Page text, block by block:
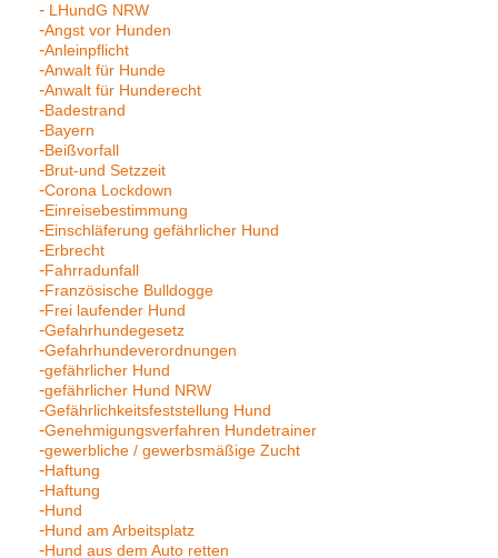
LHundG NRW
Angst vor Hunden
Anleinpflicht
Anwalt für Hunde
Anwalt für Hunderecht
Badestrand
Bayern
Beißvorfall
Brut-und Setzzeit
Corona Lockdown
Einreisebestimmung
Einschläferung gefährlicher Hund
Erbrecht
Fahrradunfall
Französische Bulldogge
Frei laufender Hund
Gefahrhundegesetz
Gefahrhundeverordnungen
gefährlicher Hund
gefährlicher Hund NRW
Gefährlichkeitsfeststellung Hund
Genehmigungsverfahren Hundetrainer
gewerbliche / gewerbsmäßige Zucht
Haftung
Haftung
Hund
Hund am Arbeitsplatz
Hund aus dem Auto retten